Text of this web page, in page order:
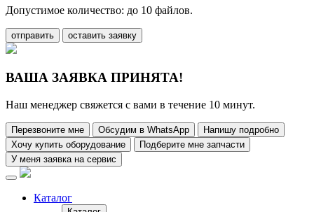
Допустимое количество: до 10 файлов.
отправить оставить заявку
ВАША ЗАЯВКА ПРИНЯТА!
Наш менеджер свяжется с вами в течение 10 минут.
Перезвоните мне Обсудим в WhatsApp
Напишу подробно
Хочу купить оборудование
Подберите мне запчасти
У меня заявка на сервис
Каталог